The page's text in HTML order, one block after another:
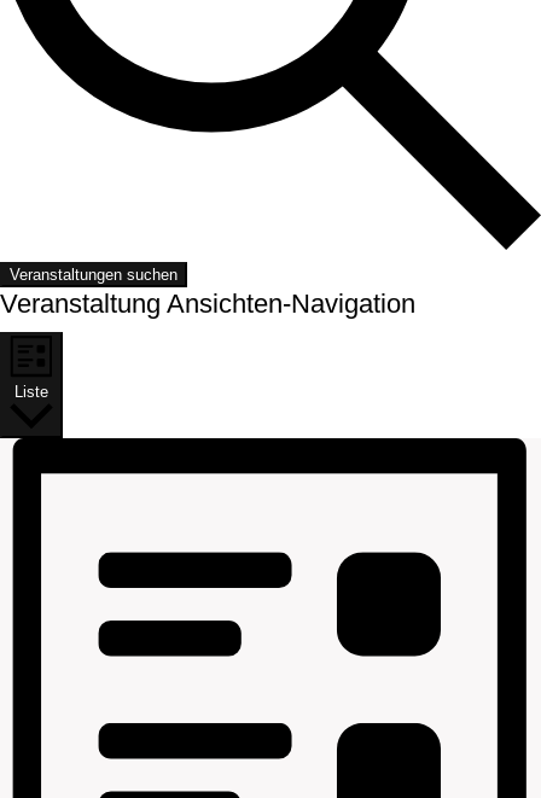
Veranstaltungen suchen
Veranstaltung Ansichten-Navigation
Liste